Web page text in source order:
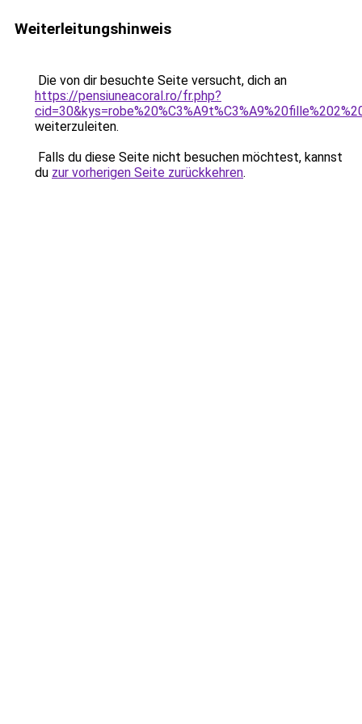
Weiterleitungshinweis
Die von dir besuchte Seite versucht, dich an
https://pensiuneacoral.ro/fr.php?
weiterzuleiten.
Falls du diese Seite nicht besuchen möchtest, kannst
du zur vorherigen Seite zurückkehren.